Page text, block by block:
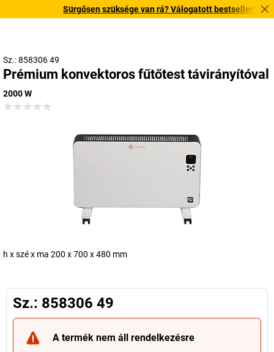
Sürgősen szüksége van rá? Válogatott bestseller
Sz.: 858306 49
Prémium konvektoros fűtőtest távirányítóval
2000 W
h x szé x ma 200 x 700 x 480 mm
Sz.: 858306 49
A termék nem áll rendelkezésre